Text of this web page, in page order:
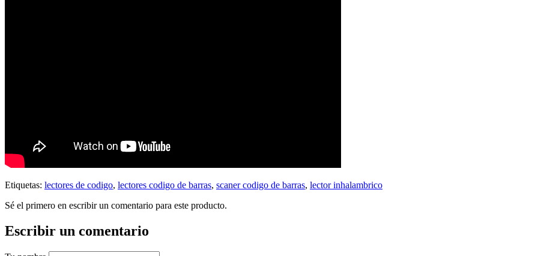
Etiquetas: lectores de codigo, lectores codigo de barras, scaner codigo de barras, lector inhalambrico
Sé el primero en escribir un comentario para este producto.
Escribir un comentario